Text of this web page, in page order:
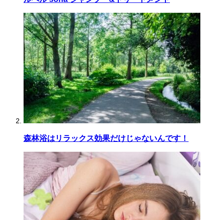
森林浴はリラックス効果だけじゃないんです！